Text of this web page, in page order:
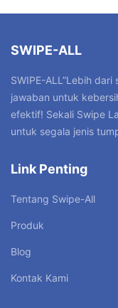
SWIPE-ALL
SWIPE-ALL”Lebih
jawaban untuk
efektif! Sekali Swipe
untuk segala jenis
Link Penting
Tentang Swipe-All
Produk
Blog
Kontak Kami